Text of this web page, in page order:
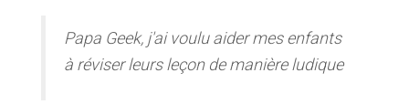
Papa Geek, j'ai voulu aider mes enfants
à réviser leurs leçon de manière ludique